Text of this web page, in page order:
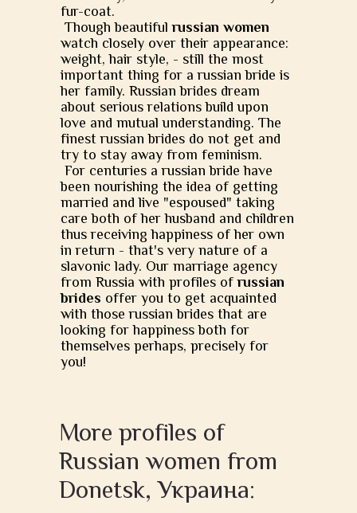
fur-coat.
Though beautifulrussian women
watch closely over their appearance:
weight, hair style, - still the most
important thing for a russian bride is
her family. Russian brides dream
about serious relations build upon
love and mutual understanding. The
finest russian brides do not get and
try to stay away from feminism.
For centuries a russian bride have
been nourishing the idea of getting
married and live "espoused" taking
care both of her husband and children
thus receiving happiness of her own
in return - that's very nature of a
slavonic lady. Our marriage agency
from Russia with profiles ofrussian
brides offer you to get acquainted
with those russian brides that are
looking for happiness both for
themselves perhaps, precisely for
you!
More profiles of
Russian women from
Donetsk, Украина: